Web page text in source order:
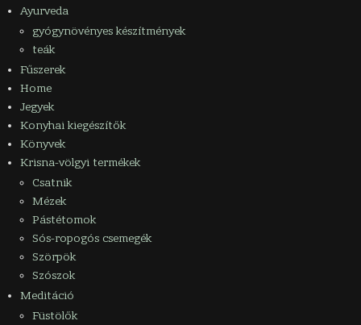
Ayurveda
gyógynövényes készítmények
teák
Fűszerek
Home
Jegyek
Konyhai kiegészítők
Könyvek
Krisna-völgyi termékek
Csatnik
Mézek
Pástétomok
Sós-ropogós csemegék
Szörpök
Szószok
Meditáció
Füstölők